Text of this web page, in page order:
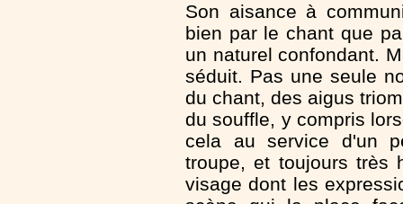
Son aisance à
bien par le chant que
un naturel confondant.
séduit. Pas une seule
du chant, des aigus
du souffle, y compris
cela au service d'un
troupe, et toujours très
visage dont les